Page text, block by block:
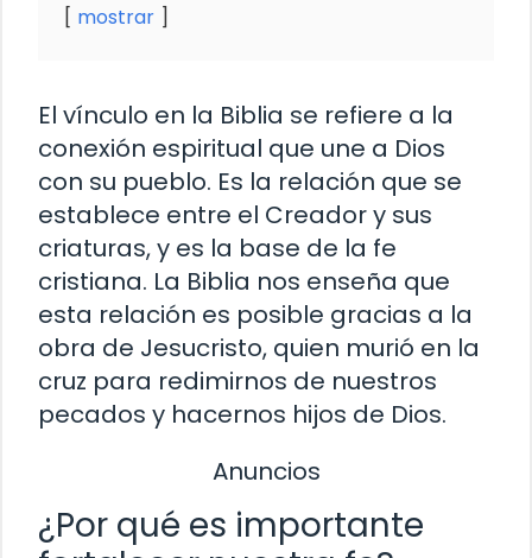
mostrar
El vínculo en la Biblia se refiere a la
conexión espiritual que une a Dios
con su pueblo. Es la relación que se
establece entre el Creador y sus
criaturas, y es la base de la fe
cristiana. La Biblia nos enseña que
esta relación es posible gracias a la
obra de Jesucristo, quien murió en la
cruz para redimirnos de nuestros
pecados y hacernos hijos de Dios.
Anuncios
¿Por qué es importante